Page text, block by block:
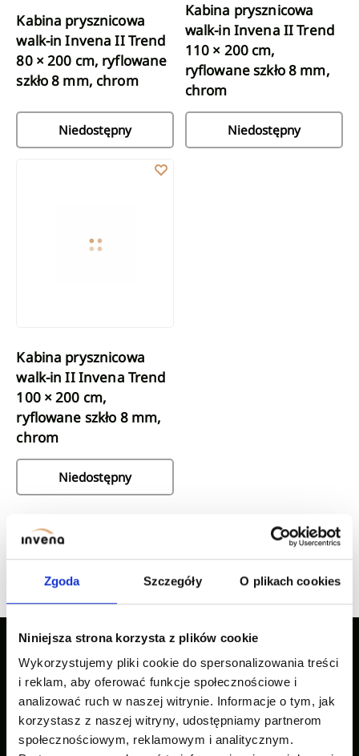
Zgoda Szczegóły O plikach cookies
Niniejsza strona korzysta z plików cookie
Wykorzystujemy pliki cookie do spersonalizowania treści
i reklam, aby oferować funkcje społecznościowe i
analizować ruch w naszej witrynie. Informacje o tym, jak
korzystasz z naszej witryny, udostępniamy partnerom
społecznościowym, reklamowym i analitycznym.
Kabina prysznicowa
walk-in Invena II Trend
80 × 200 cm, ryflowane
szkło 8 mm, chrom
Niedostępny
Kabina prysznicowa
walk-in Invena II Trend
110 × 200 cm,
ryflowane szkło 8 mm,
chrom
Niedostępny
Kabina prysznicowa walk-in II Invena Trend 100 × 200 cm,
Kabina prysznicowa
walk-in II Invena Trend
100 × 200 cm,
ryflowane szkło 8 mm,
chrom
Niedostępny
12...5
Nasze inspiracje